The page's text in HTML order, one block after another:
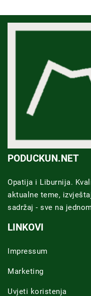
PODUCKUN.NET
Opatija i Liburnija.
aktualne teme,
sadržaj - sve na
LINKOVI
Impressum
Marketing
Uvjeti koristenja